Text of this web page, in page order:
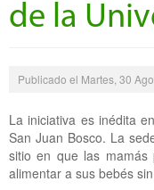
de la
Publicado el Martes, 30
La iniciativa es inédita
San Juan Bosco. La
sitio en que las mamás
alimentar a sus bebés